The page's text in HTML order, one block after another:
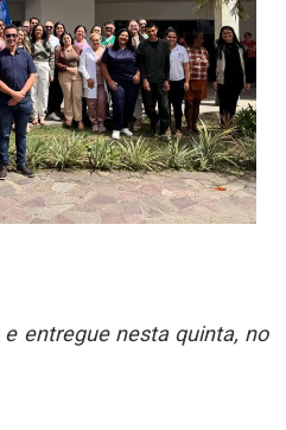
entregue nesta quinta, no